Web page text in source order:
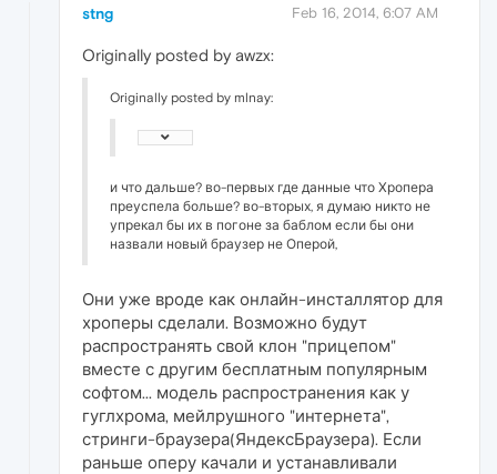
stng Feb 16, 2014, 6:07 AM
Originally posted by awzx:
Originally posted by mlnay:
и что дальше? во-первых где данные что Хропера
преуспела больше? во-вторых, я думаю никто не
упрекал бы их в погоне за баблом если бы они
назвали новый браузер не Оперой,
Они уже вроде как онлайн-инсталлятор для
хроперы сделали. Возможно будут
распространять свой клон "прицепом"
вместе с другим бесплатным популярным
софтом... модель распространения как у
гуглхрома, мейлрушного "интернета",
стринги-браузера(ЯндексБраузера). Если
раньше оперу качали и устанавливали